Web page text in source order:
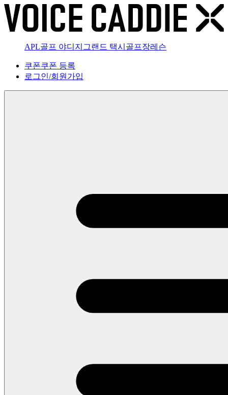
APL골프 야디지 그랜드 택시 골프장레슨
쿠폰쿠폰 등록
로그인/회원가입